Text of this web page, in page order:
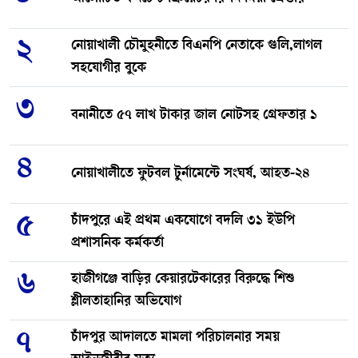
২
নোয়াখালী চৌমুহনীতে বিএনপি নেতাকে গুলি,লাগল
সহযোগীর বুকে
৩ বনানীতে ৫৭ লাখ টাকার জাল নোটসহ গ্রেফতার ১
৪ নোয়াখালীতে ফুটবল টুর্নামেন্টে সংঘর্ষ, আহত-২৪
৫
চাঁদপুরে এই প্রথম একযোগে বদলি ৩১ ইউপি
প্রশাসনিক কর্মকর্তা
৬
হাজীগঞ্জে বাড়ির কেয়ারটেকারের বিরুদ্ধে শিশু
শ্লীলতাহানির অভিযোগ
৭
চাঁদপুর আদালতে মামলা পরিচালনার সময়